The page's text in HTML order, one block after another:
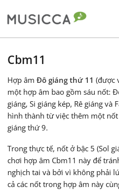
Български
Dansk
Deutsch
Cbm11
Hợp âm Đô giáng thứ 11 (được
một hợp âm bao gồm sáu nốt:
giáng, Si giáng kép, Rê giáng và
hình thành từ việc thêm một
giáng thứ 9.
Trong thực tế, nốt ở bậc 5 (Sol
chơi hợp âm Cbm11 này để
nghịch tai và bởi vì không phải
cả các nốt trong hợp âm này